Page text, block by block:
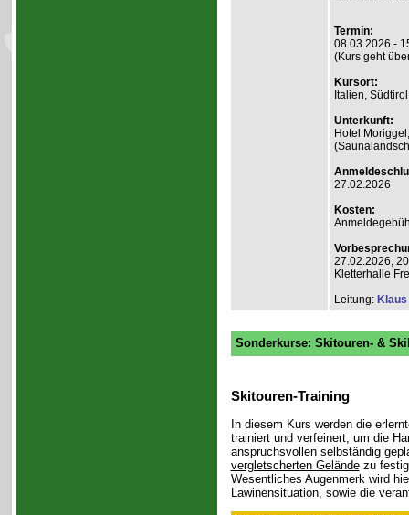
Termin:
08.03.2026 -
(Kurs geht
Kursort:
Italien,
Unterkunft:
Hotel
27.02.2026
Kosten:
27.02.2026,
Kletterhalle
Leitung:
Sonderkurse: Skitouren- &
Skitouren-Training
In diesem Kurs werden die
trainiert und verfeinert, um die
anspruchsvollen selbständig
vergletscherten Geländezu
Wesentliches Augenmerk wird
Lawinensituation, sowie die